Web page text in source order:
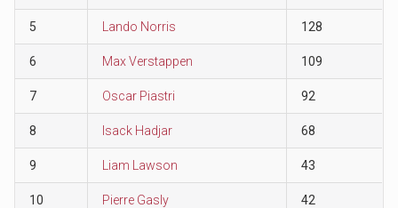
5 Lando Norris 128
6 Max Verstappen 109
7 Oscar Piastri 92
8 Isack Hadjar 68
9 Liam Lawson 43
10 Pierre Gasly 42